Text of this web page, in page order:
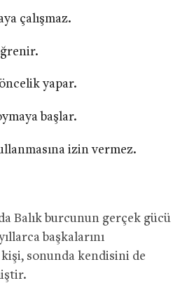
çalışmaz.
yapar.
başlar.
izin vermez.
Balık burcunun gerçek gücü
başkalarını
sonunda kendisini de